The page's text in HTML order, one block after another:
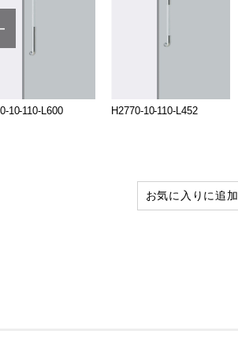
10-110-L600 H2770-10-110-L452
お気に入りに追加